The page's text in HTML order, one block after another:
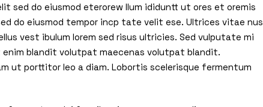
sed do eiusmod eterorew llum ididuntt ut ores et oremis
do eiusmod tempor incp tate velit ese. Ultrices vitae nus
vest ibulum lorem sed risus ultricies. Sed vulputate mi
blandit volutpat maecenas volutpat blandit.
ut porttitor leo a diam. Lobortis scelerisque fermentum